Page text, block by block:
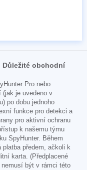
Důležité obchodní
Pro nebo
(jak je uvedeno v
po dobu jednoho
funkce pro detekci a
pro aktivní ochranu
k našemu týmu
SpyHunter. Během
platba předem, ačkoli k
karta. (Předplacené
být v rámci této